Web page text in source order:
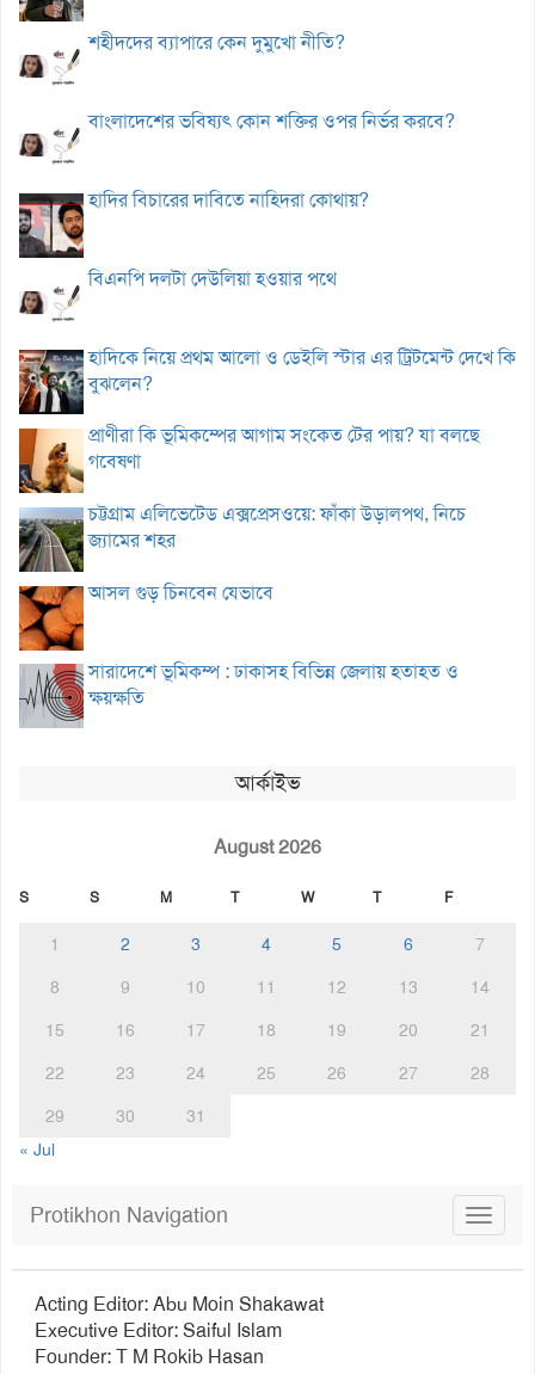
শহীদদের ব্যাপারে কেন দুমুখো নীতি?
বাংলাদেশের ভবিষ্যৎ কোন শক্তির ওপর নির্ভর করবে?
হাদির বিচারের দাবিতে নাহিদরা কোথায়?
বিএনপি দলটা দেউলিয়া হওয়ার পথে
হাদিকে নিয়ে প্রথম আলো ও ডেইলি স্টার এর ট্রিটমেন্ট দেখে কি
বুঝলেন?
প্রাণীরা কি ভূমিকম্পের আগাম সংকেত টের পায়? যা বলছে
গবেষণা
চট্টগ্রাম এলিভেটেড এক্সপ্রেসওয়ে: ফাঁকা উড়ালপথ, নিচে
জ্যামের শহর
আসল গুড় চিনবেন যেভাবে
সারাদেশে ভূমিকম্প : ঢাকাসহ বিভিন্ন জেলায় হতাহত ও
ক্ষয়ক্ষতি
আর্কাইভ
August 2026
S S M T W T F
1 2 3 4 5 6
7
8
9 10 11 12 13
14
15
16 17 18 19 20
21
22
23 24 25 26 27
28
29
30
31
« Jul
Toggle
Protikhon Navigation
Acting Editor: Abu Moin Shakawat
Executive Editor: Saiful Islam
Founder: T M Rokib Hasan